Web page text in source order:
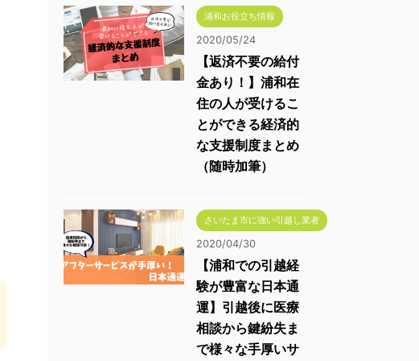
浦和お役立ち情報
2020/05/24
【返済不要の給付
金あり！】浦和在
住の人が受けるこ
とができる経済的
な支援制度まとめ
（随時加筆）
さいたま市に強い引越し業者
2020/04/30
【浦和での引越経
験が豊富な日本通
運】引越後に医療
相談から鍵紛失ま
で様々な手厚いサ